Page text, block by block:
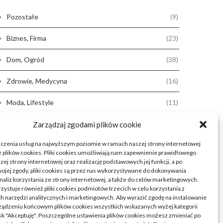
Zarządzaj zgodami plików cookie
usług na najwyższym poziomie w ramach naszej strony internetowej
plików cookies. Pliki cookies umożliwiają nam zapewnienie prawidłowego
strony internetowej oraz realizację podstawowych jej funkcji, a po
zgody, pliki cookies są przez nas wykorzystywane do dokonywania
korzystania ze strony internetowej, a także do celów marketingowych.
również pliki cookies podmiotów trzecich w celu korzystania z
narzędzi analitycznych i marketingowych. Aby wyrazić zgodę na instalowanie
końcowym plików cookies wszystkich wskazanych wyżej kategorii
"Akceptuję". Poszczególne ustawienia plików cookies możesz zmieniać po
Pozostałe (9)
Biznes, Firma (23)
Dom, Ogród (38)
Zdrowie, Medycyna (16)
Moda, Lifestyle (11)
Motoryzacja
Rozrywka, Edukacja (26)
Usługi (20)
Technologie (23)
Sport, Turystyka (7)